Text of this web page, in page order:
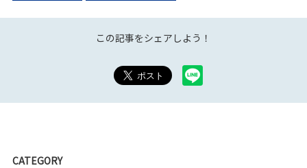
この記事をシェアしよう！
CATEGORY